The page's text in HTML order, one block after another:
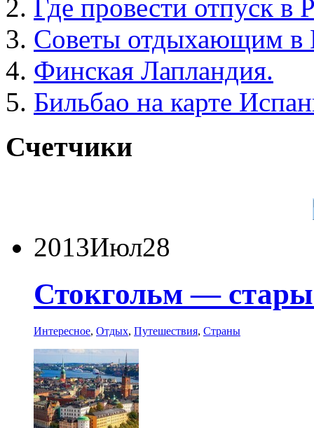
Где провести отпуск в
Советы отдыхающим в
Финская Лапландия.
Бильбао на карте
Счетчики
2013Июл28
Стокгольм —
Интересное, Отдых, Путешествия, Страны